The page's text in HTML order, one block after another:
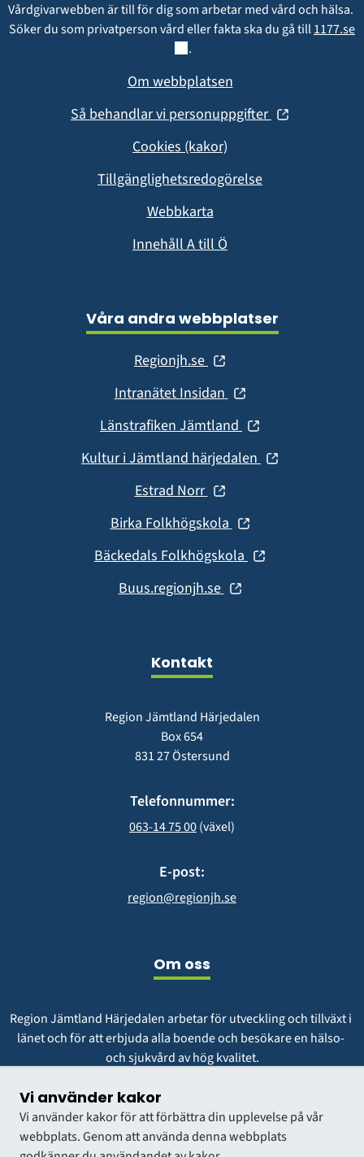
Vi använder kakor
Vi använder kakor för att förbättra din upplevelse på vår
webbplats. Genom att använda denna webbplats
Vårdgivarwebben är till för dig som arbetar med vård och hälsa.
Söker du som privatperson vård eller fakta ska du gå till 1177.se
.
Om webbplatsen
Så behandlar vi personuppgifter (öppnas
Cookies (kakor)
Tillgänglighetsredogörelse
Webbkarta
Innehåll A till Ö
Våra andra webbplatser
Regionjh.se (öppnas
nytt
fönster)
Intranätet Insidan (öppnas
nytt
fönster)
Länstrafiken Jämtland (öppnas
nytt
Kultur i Jämtland härjedalen (öppnas
Estrad Norr (öppnas
nytt
fönster)
Birka Folkhögskola (öppnas
nytt
fönster)
Bäckedals Folkhögskola (öppnas
Buus.regionjh.se (öppnas
Kontakt
Region Jämtland Härjedalen
Box 654
831 27 Östersund
Telefonnummer:
063-14 75 00 (växel)
E-post:
region@regionjh.se
Om oss
Region Jämtland Härjedalen arbetar för utveckling och tillväxt i
länet och för att erbjuda alla boende och besökare en hälso-
och sjukvård av hög kvalitet.
Vår vision är att vara en region att längta till och växa i.